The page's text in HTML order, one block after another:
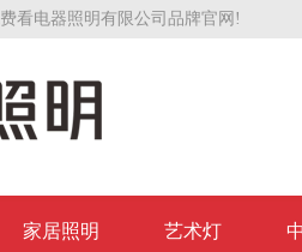
看电器照明有限公司品牌官网!
家居照明 艺术灯